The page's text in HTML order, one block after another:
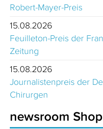
Robert-Mayer-Preis
15.08.2026
Feuilleton-Preis der
Zeitung
15.08.2026
Journalistenpreis der
Chirurgen
newsroom Shop